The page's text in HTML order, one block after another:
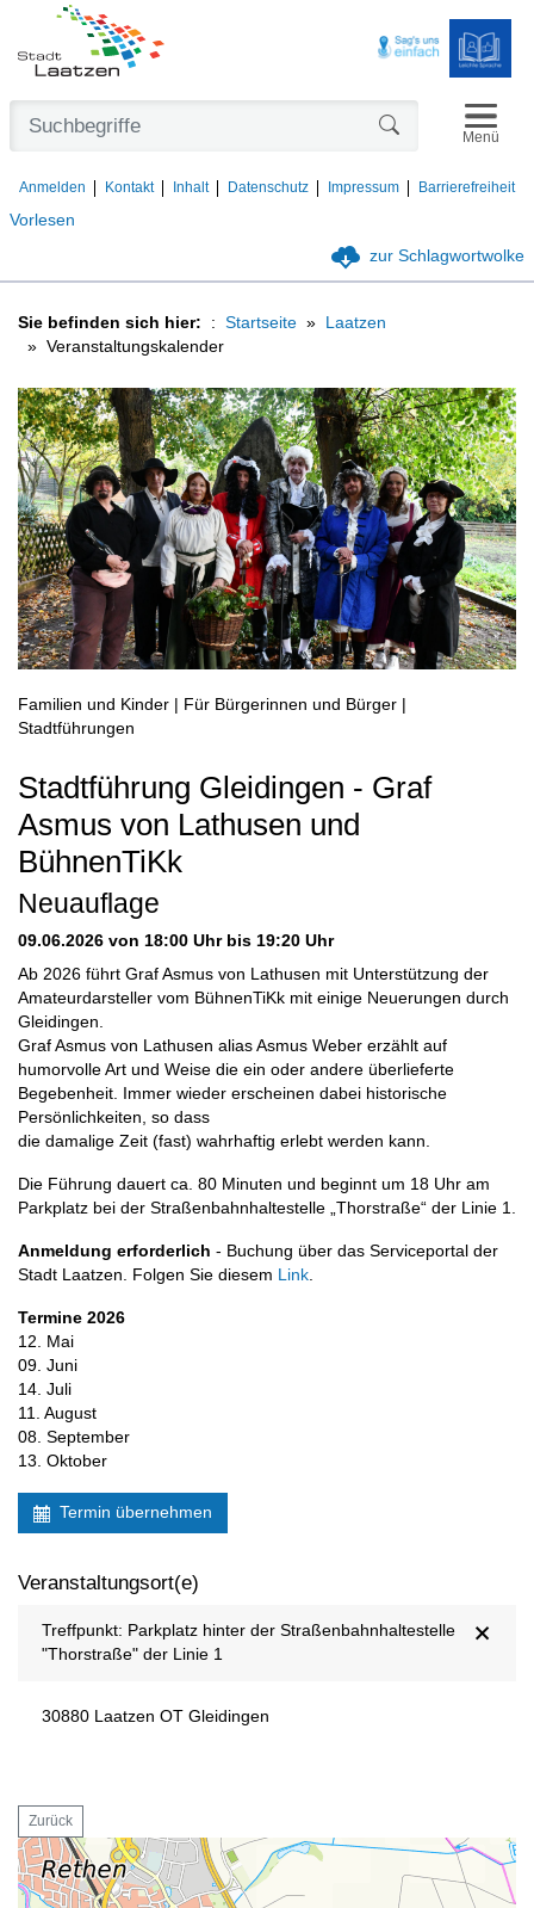
Vorlesen
Anmelden Kontakt Inhalt Datenschutz Impressum Barrierefreiheit
Menü
zur Schlagwortwolke
Sie befinden sich hier: Startseite
Laatzen
Veranstaltungskalender
Familien und Kinder | Für Bürgerinnen und Bürger |
Stadtführungen
Stadtführung Gleidingen - Graf
Asmus von Lathusen und
BühnenTiKk
Neuauflage
09.06.2026 von 18:00 Uhr bis 19:20 Uhr
Ab 2026 führt Graf Asmus von Lathusen mit Unterstützung der
Amateurdarsteller vom BühnenTiKk mit einige Neuerungen durch
Gleidingen.
Graf Asmus von Lathusen alias Asmus Weber erzählt auf
humorvolle Art und Weise die ein oder andere überlieferte
Begebenheit. Immer wieder erscheinen dabei historische
Persönlichkeiten, so dass
die damalige Zeit (fast) wahrhaftig erlebt werden kann.
Die Führung dauert ca. 80 Minuten und beginnt um 18 Uhr am
Parkplatz bei der Straßenbahnhaltestelle „Thorstraße“ der Linie 1.
Anmeldung erforderlich - Buchung über das Serviceportal der
Stadt Laatzen. Folgen Sie diesem Link.
Termine 2026
12. Mai
09. Juni
14. Juli
11. August
08. September
13. Oktober
Termin übernehmen
Veranstaltungsort(e)
Treffpunkt: Parkplatz hinter der Straßenbahnhaltestelle
"Thorstraße" der Linie 1
30880 Laatzen OT Gleidingen
Zurück